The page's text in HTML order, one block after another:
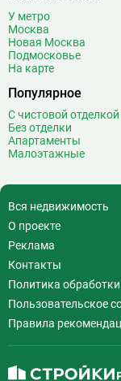
Воробьёвы
Выхино
Г Генерала
Деловой
Динамо
Дубровка
Жулебино
У метро
Москва
Новая Москва
Подмосковье
На карте
Популярное
С чистовой отделкой
Без отделки
Апартаменты
Малоэтажные
Вся недвижимость
О проекте
Реклама
Контакты
Политика
Пользовательское
Правила